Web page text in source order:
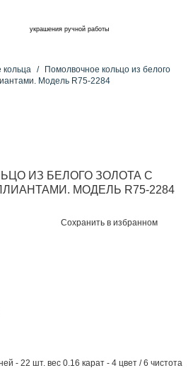
украшения ручной работы
кольца
Помолвочное кольцо из белого
Модель R75-2284
ИЗ БЕЛОГО ЗОЛОТА С
МОДЕЛЬ R75-2284
Сохранить в избранном
- 22 шт. вес 0.16 карат - 4 цвет / 6 чистота